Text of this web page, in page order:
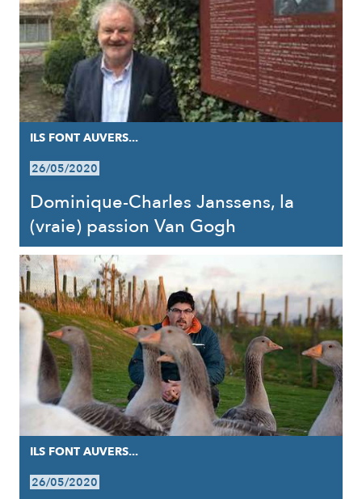
ILS FONT AUVERS...
26/05/2020
Dominique-Charles Janssens, la
(vraie) passion Van Gogh
ILS FONT AUVERS...
26/05/2020